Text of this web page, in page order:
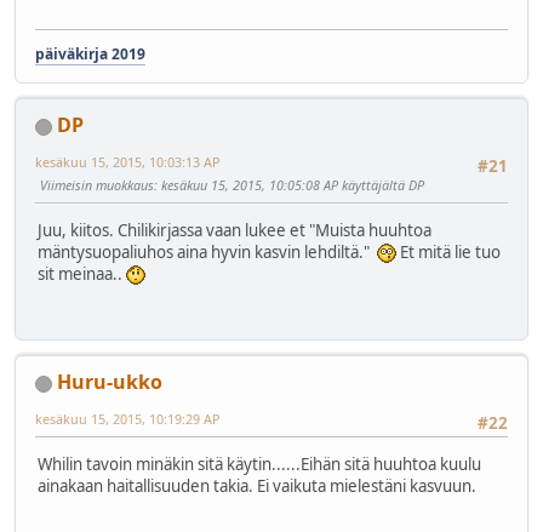
päiväkirja 2019
DP
#21
kesäkuu 15, 2015, 10:03:13 AP
Viimeisin muokkaus: kesäkuu 15, 2015, 10:05:08 AP käyttäjältä DP
Juu, kiitos. Chilikirjassa vaan lukee et "Muista huuhtoa
mäntysuopaliuhos aina hyvin kasvin lehdiltä."
Et mitä lie tuo
sit meinaa..
Huru-ukko
#22
kesäkuu 15, 2015, 10:19:29 AP
Whilin tavoin minäkin sitä käytin......Eihän sitä huuhtoa kuulu
ainakaan haitallisuuden takia. Ei vaikuta mielestäni kasvuun.